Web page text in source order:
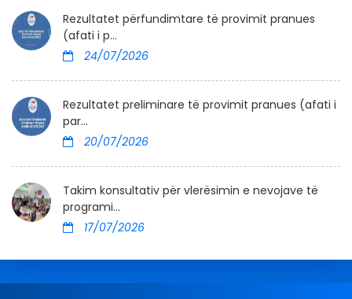
Rezultatet përfundimtare të provimit pranues
(afati i p...
24/07/2026
Rezultatet preliminare të provimit pranues (afati i
par...
20/07/2026
Takim konsultativ për vlerësimin e nevojave të
programi...
17/07/2026